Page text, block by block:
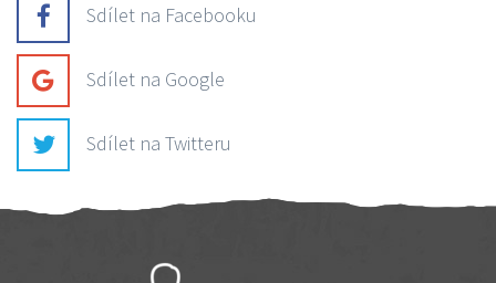
Sdílet na Facebooku
Sdílet na Google
Sdílet na Twitteru